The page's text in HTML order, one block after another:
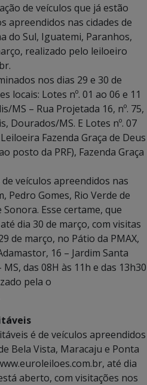
de veículos que já estão
apreendidos nas cidades de
do Sul, Iguatemi, Paranhos,
realizado pelo leiloeiro
nos dias 29 e 30 de
locais: Lotes nº. 01 ao 06 e 11
MS – Rua Projetada 16, nº. 75,
Dourados/MS. E Lotes nº. 07
Fazenda Graça de Deus
posto da PRF), Fazenda Graça
veículos apreendidos nas
Pedro Gomes, Rio Verde de
Esse certame, que
dia 30 de março, com visitas
de março, no Pátio da PMAX,
16 – Jardim Santa
das 08H às 11h e das 13h30
pela o
é de veículos apreendidos
Bela Vista, Maracaju e Ponta
até dia
aberto, com visitações nos